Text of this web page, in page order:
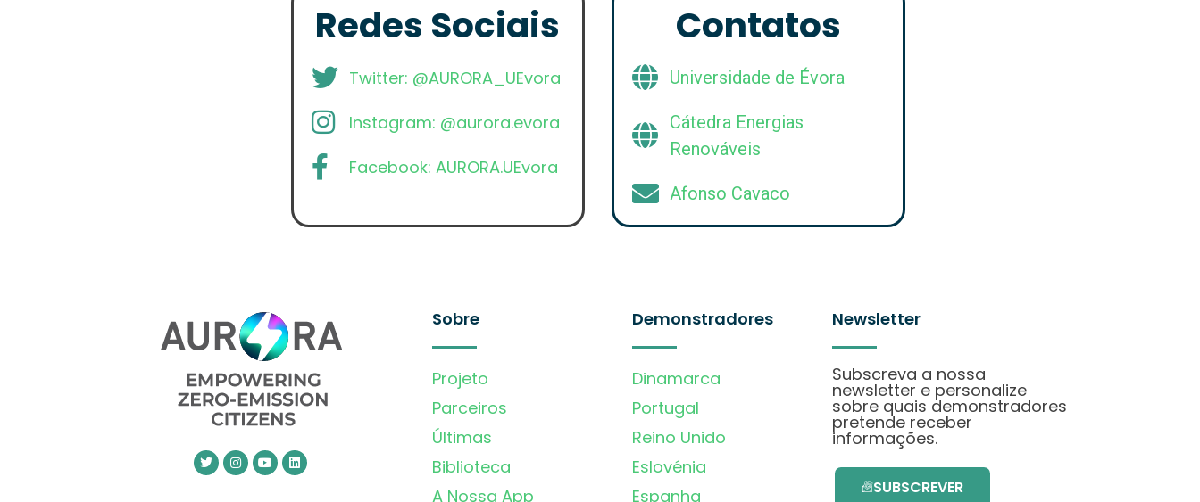
Redes Sociais
Twitter: @AURORA_UEvora
Instagram: @aurora.evora
Facebook: AURORA.UEvora
Contatos
Universidade de Évora
Cátedra Energias
Renováveis
Afonso Cavaco
Sobre
Projeto
Parceiros
Últimas
Biblioteca
A Nossa App
Demonstradores
Dinamarca
Portugal
Reino Unido
Eslovénia
Espanha
Newsletter
Subscreva a nossa
newsletter e personalize
sobre quais demonstradores
pretende receber
informações.
SUBSCREVER